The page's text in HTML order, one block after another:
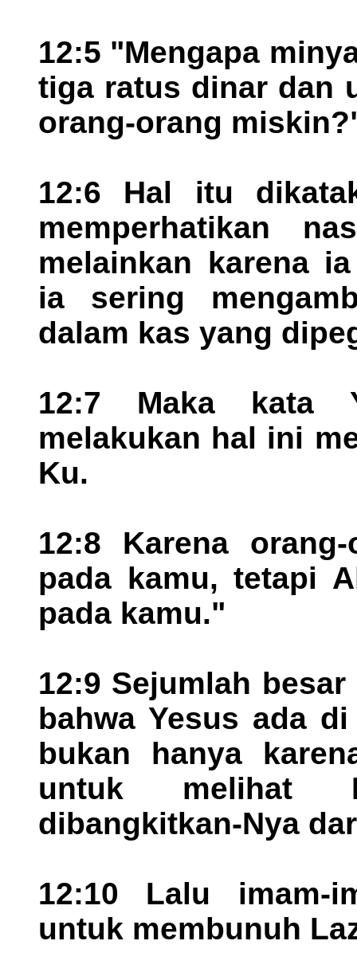
12:5 "Mengapa
tiga ratus dinar dan
orang-orang
12:6 Hal itu
memperhatikan
melainkan karena
ia sering
dalam kas yang
12:7 Maka kata
melakukan hal ini
Ku.
12:8 Karena
pada kamu, tetapi
pada kamu."
12:9 Sejumlah
bahwa Yesus ada
bukan hanya
untuk melihat
dibangkitkan-Nya
12:10 Lalu imam-
untuk membunuh